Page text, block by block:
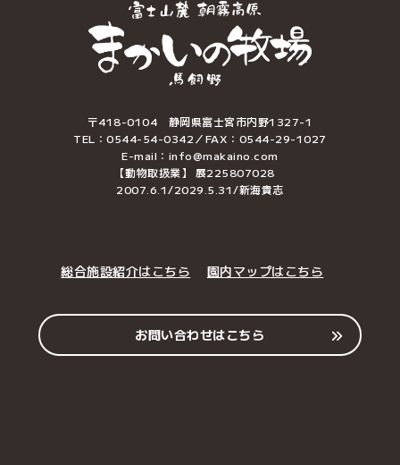
〒418-0104 静岡県富士宮市内野1327-1
TEL：0544-54-0342／FAX：0544-29-1027
E-mail：info@makaino.com
【動物取扱業】 展225807028
2007.6.1/2029.5.31/新海貴志
総合施設紹介はこちら 園内マップはこちら
お問い合わせはこちら